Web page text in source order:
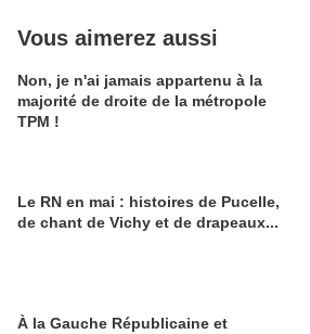
Vous aimerez aussi
Non, je n'ai jamais appartenu à la
majorité de droite de la métropole
TPM !
Le RN en mai : histoires de Pucelle,
de chant de Vichy et de drapeaux...
À la Gauche Républicaine et